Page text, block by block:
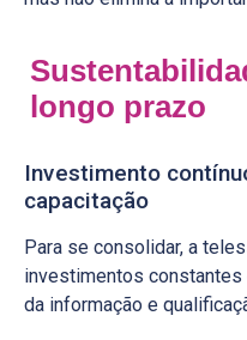
longo prazo
Investimento
capacitação
Para se consolidar, a
investimentos constantes
da informação e